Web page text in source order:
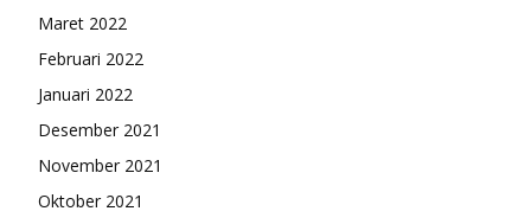
Maret 2022
Februari 2022
Januari 2022
Desember 2021
November 2021
Oktober 2021